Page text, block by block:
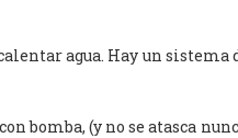
agua. Hay un sistema
bomba, (y no se atasca